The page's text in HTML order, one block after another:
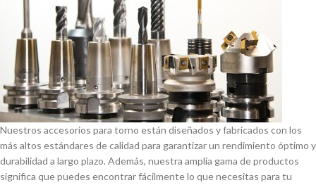
Nuestros accesorios para torno están diseñados y fabricados con los
más altos estándares de calidad para garantizar un rendimiento óptimo y
durabilidad a largo plazo. Además, nuestra amplia gama de productos
significa que puedes encontrar fácilmente lo que necesitas para tu